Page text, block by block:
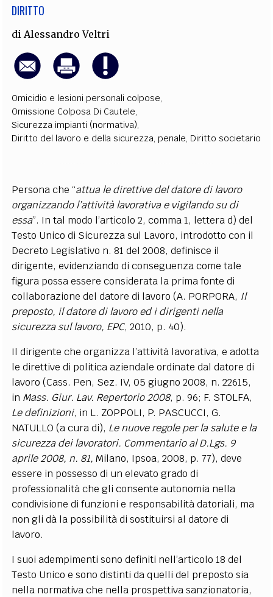
DIRITTO
diAlessandro Veltri
Omicidio e lesioni personali colpose,
Omissione Colposa Di Cautele,
Sicurezza impianti (normativa),
Diritto del lavoro e della sicurezza, penale, Diritto societario
Persona che “attua le direttive del datore di lavoro
organizzando l’attività lavorativa e vigilando su di
essa”. In tal modo l’articolo 2, comma 1, lettera d) del
Testo Unico di Sicurezza sul Lavoro, introdotto con il
Decreto Legislativo n. 81 del 2008, definisce il
dirigente, evidenziando di conseguenza come tale
figura possa essere considerata la prima fonte di
collaborazione del datore di lavoro (A. PORPORA, Il
preposto, il datore di lavoro ed i dirigenti nella
sicurezza sul lavoro, EPC, 2010, p. 40).
Il dirigente che organizza l’attività lavorativa, e adotta
le direttive di politica aziendale ordinate dal datore di
lavoro (Cass. Pen, Sez. IV, 05 giugno 2008, n. 22615,
in Mass. Giur. Lav. Repertorio 2008, p. 96; F. STOLFA,
Le definizioni, in L. ZOPPOLI, P. PASCUCCI, G.
NATULLO (a cura di), Le nuove regole per la salute e la
sicurezza dei lavoratori. Commentario al D.Lgs. 9
aprile 2008, n. 81, Milano, Ipsoa, 2008, p. 77), deve
essere in possesso di un elevato grado di
professionalità che gli consente autonomia nella
condivisione di funzioni e responsabilità datoriali, ma
non gli dà la possibilità di sostituirsi al datore di
lavoro.
I suoi adempimenti sono definiti nell’articolo 18 del
Testo Unico e sono distinti da quelli del preposto sia
nella normativa che nella prospettiva sanzionatoria,